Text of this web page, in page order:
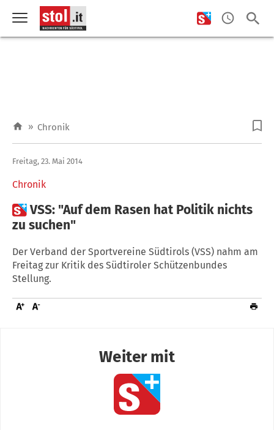
» Chronik
Chronik
Freitag, 23. Mai 2014
VSS: "Auf dem Rasen hat Politik nichts
zu suchen"
Der Verband der Sportvereine Südtirols (VSS) nahm am
Freitag zur Kritik des Südtiroler Schützenbundes
Stellung.